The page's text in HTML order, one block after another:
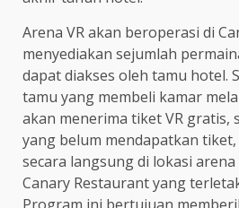
Arena VR akan beroperasi di
menyediakan sejumlah
dapat diakses oleh tamu hotel.
tamu yang membeli kamar
akan menerima tiket VR gratis,
yang belum mendapatkan
secara langsung di lokasi
Canary Restaurant yang